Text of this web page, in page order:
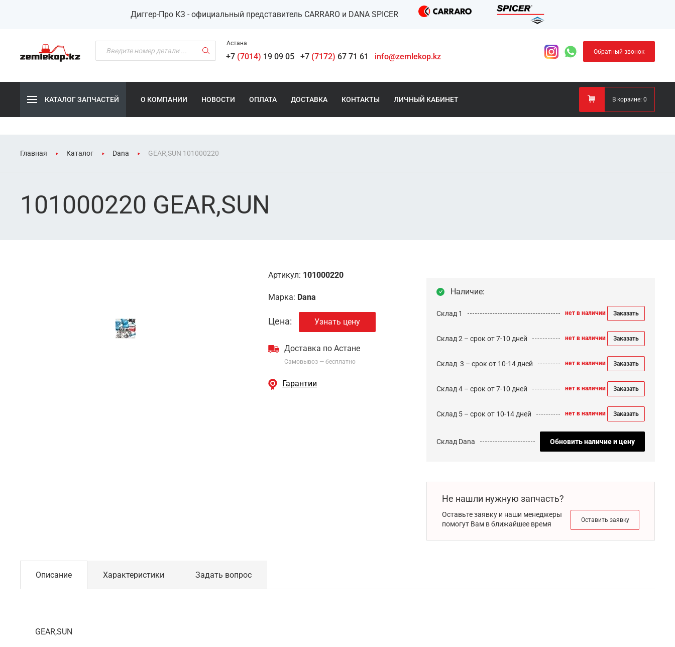
Диггер-Про КЗ - официальный представитель CARRARO и DANA SPICER
Астана
+7 (7014) 19 09 05 +7 (7172) 67 71 61 info@zemlekop.kz Обратный звонок
КАТАЛОГ ЗАПЧАСТЕЙ О КОМПАНИИ НОВОСТИ ОПЛАТА ДОСТАВКА КОНТАКТЫ ЛИЧНЫЙ КАБИНЕТ В корзине: 0
Главная Каталог Dana GEAR,SUN 101000220
101000220 GEAR,SUN
Артикул: 101000220
Марка: Dana
Цена: Узнать цену
Доставка по Астане
Самовывоз — бесплатно
Гарантии
Наличие:
Склад 1 нет в наличии Заказать
Склад 2 – срок от 7-10 дней нет в наличии Заказать
Cклад 3 – срок от 10-14 дней нет в наличии Заказать
Склад 4 – срок от 7-10 дней нет в наличии Заказать
Склад 5 – срок от 10-14 дней нет в наличии Заказать
Склад Dana Обновить наличие и цену
Не нашли нужную запчасть?
Оставьте заявку и наши менеджеры
помогут Вам в ближайшее время
Оставить заявку
Описание Характеристики Задать вопрос
GEAR,SUN